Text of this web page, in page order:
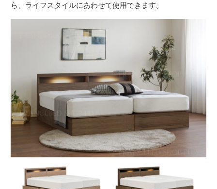
ら、ライフスタイルにあわせて使用できます。